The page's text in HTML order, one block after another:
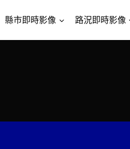
縣市即時影像 路況即時影像